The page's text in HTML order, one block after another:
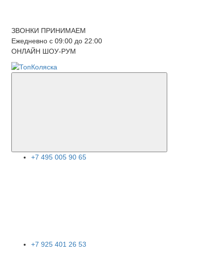
ЗВОНКИ ПРИНИМАЕМ
Ежедневно с 09:00 до 22:00
ОНЛАЙН ШОУ-РУМ
+7 495 005 90 65
+7 925 401 26 53